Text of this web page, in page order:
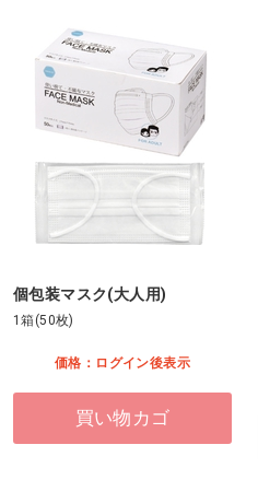
個包装マスク(大人用)
1箱(50枚)
価格：ログイン後表示
買い物カゴ